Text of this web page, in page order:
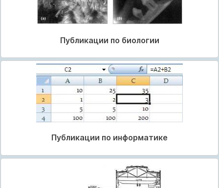
Публикации по биологии
Публикации по информатике